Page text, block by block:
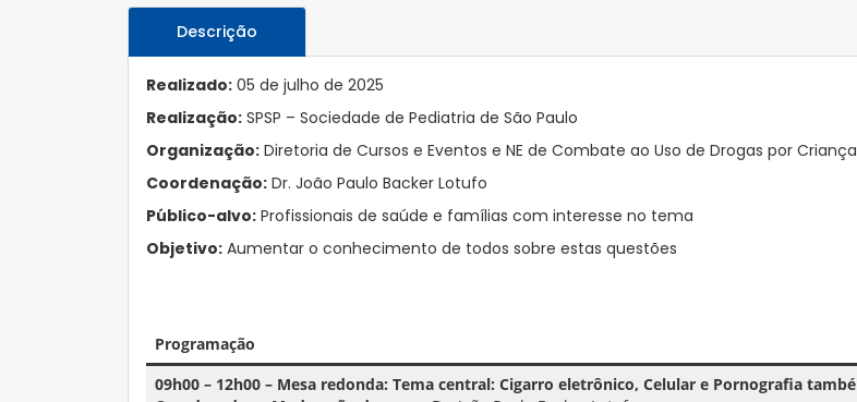
Descrição
Realizado: 05 de julho de 2025
Realização: SPSP – Sociedade de Pediatria de São Paulo
Organização: Diretoria de Cursos e Eventos e NE de Combate ao Uso de Drogas por
Coordenação: Dr. João Paulo Backer Lotufo
Público-alvo: Profissionais de saúde e famílias com interesse no tema
Objetivo: Aumentar o conhecimento de todos sobre estas questões
Programação
09h00 – 12h00 – Mesa redonda: Tema central: Cigarro eletrônico, Celular e Pornografia